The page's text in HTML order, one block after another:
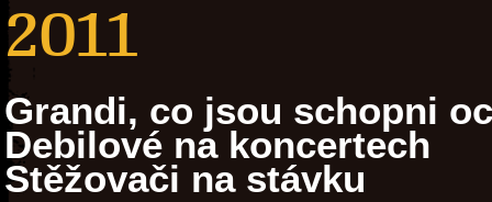
2011
Grandi, co jsou schopni
Debilové na koncertech
Stěžovači na stávku